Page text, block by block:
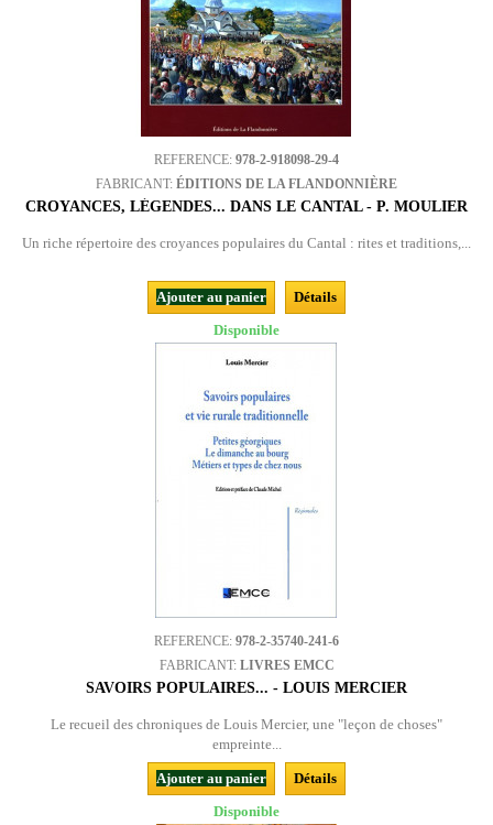
REFERENCE: 978-2-918098-29-4
FABRICANT: ÉDITIONS DE LA FLANDONNIÈRE
CROYANCES, LÉGENDES... DANS LE CANTAL - P. MOULIER
Un riche répertoire des croyances populaires du Cantal : rites et traditions,...
Ajouter au panier
Détails
Disponible
REFERENCE: 978-2-35740-241-6
FABRICANT: LIVRES EMCC
SAVOIRS POPULAIRES... - LOUIS MERCIER
Le recueil des chroniques de Louis Mercier, une "leçon de choses"
empreinte...
Ajouter au panier
Détails
Disponible